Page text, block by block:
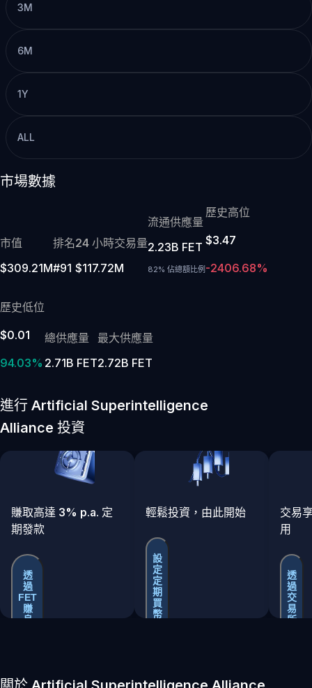
3M
6M
1Y
ALL
市場數據
市值
$309.21M
排名
#91
24 小時交易量
$117.72M
流通供應量
2.23B FET
82% 佔總額比例
歷史高位
$3.47
-2406.68%
歷史低位
$0.01
94.03%
總供應量
2.71B FET
最大供應量
2.72B FET
進行 Artificial Superintelligence
Alliance 投資
賺取高達 3% p.a. 定
期發款
透
過
FET
賺
息
輕鬆投資，由此開始
設
定
定
期
買
幣
交易
用
透
過
交
易
所